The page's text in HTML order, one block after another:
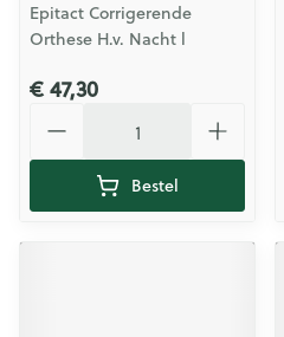
Epitact Corrigerende
Orthese H.v. Nacht l
€ 47,30
Bestel